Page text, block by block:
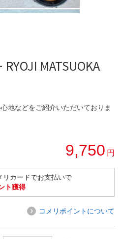
MATSUOKA
地などをご紹介いただいておりま
9,750 円
リカードでお支払いで
ト獲得
コメリポイントについて